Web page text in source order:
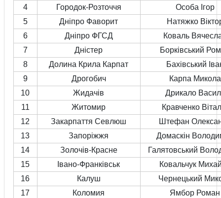
4
Городок-Розточчя
Особа Ігор
5
Дніпро Фаворит
Натяжко
6
Дніпро ФГСД
Коваль
7
Дністер
Борківський
8
Долина Крила Карпат
Бахівський
9
Дрогобич
Карпа Микола
10
Жидачів
Дрикало
11
Житомир
Кравченко
12
Закарпаття Севлюш
Штефан
13
Запоріжжя
Домаскін
14
Золочів-Красне
Галятовський
15
Івано-Франківськ
Ковальчук
16
Калуш
Чернецький
17
Коломия
Ямбор Роман